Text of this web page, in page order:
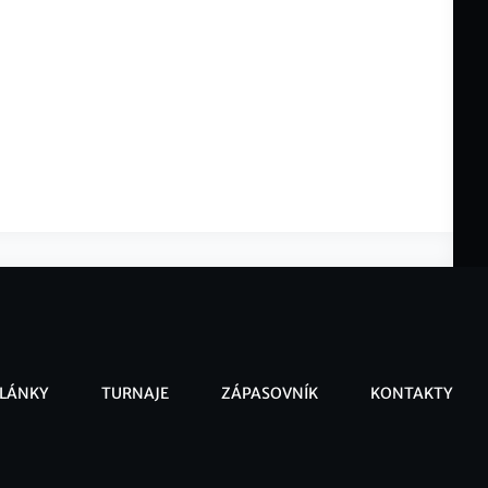
TURNAJE ZÁPASOVNÍK KONTAKTY